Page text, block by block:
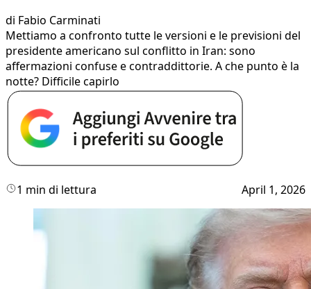
di Fabio Carminati
Mettiamo a confronto tutte le versioni e le previsioni del
presidente americano sul conflitto in Iran: sono
affermazioni confuse e contraddittorie. A che punto è la
notte? Difficile capirlo
1 min di lettura April 1, 2026